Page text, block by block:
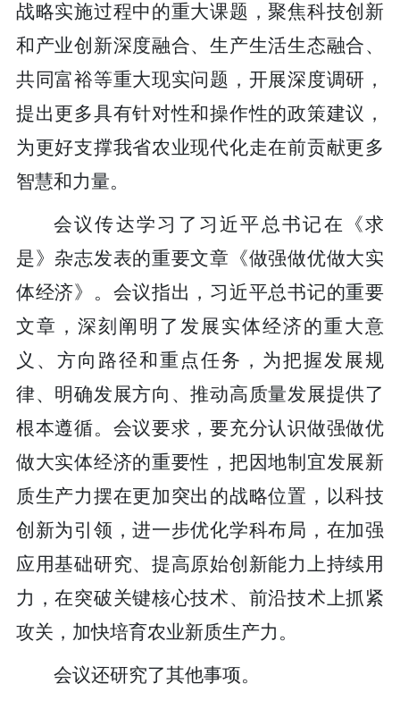
战略实施过程中的重大课题，聚焦科技创新
和产业创新深度融合、生产生活生态融合、
共同富裕等重大现实问题，开展深度调研，
提出更多具有针对性和操作性的政策建议，
为更好支撑我省农业现代化走在前贡献更多
智慧和力量。
会议传达学习了习近平总书记在《求
是》杂志发表的重要文章《做强做优做大实
体经济》。会议指出，习近平总书记的重要
文章，深刻阐明了发展实体经济的重大意
义、方向路径和重点任务，为把握发展规
律、明确发展方向、推动高质量发展提供了
根本遵循。会议要求，要充分认识做强做优
做大实体经济的重要性，把因地制宜发展新
质生产力摆在更加突出的战略位置，以科技
创新为引领，进一步优化学科布局，在加强
应用基础研究、提高原始创新能力上持续用
力，在突破关键核心技术、前沿技术上抓紧
攻关，加快培育农业新质生产力。
会议还研究了其他事项。